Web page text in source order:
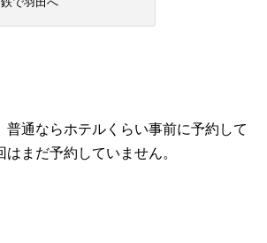
普通ならホテルくらい事前に予約して
まだ予約していません。